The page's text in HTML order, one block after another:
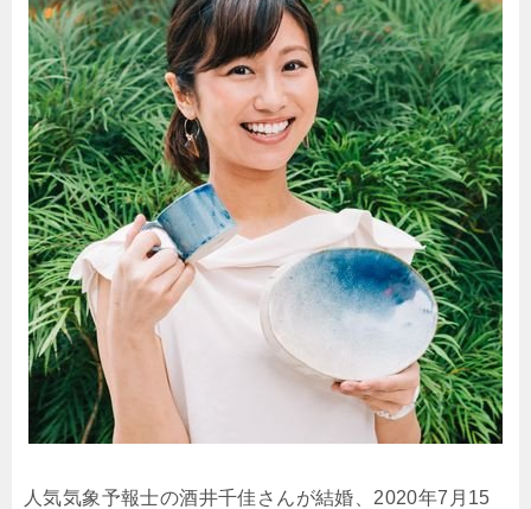
人気気象予報士の酒井千佳さんが結婚、2020年7月15